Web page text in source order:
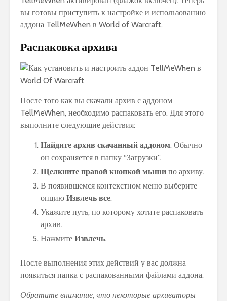
вы готовы приступить к настройке и использованию
аддона TellMeWhen в World of Warcraft.
Распаковка архива
После того как вы скачали архив с аддоном
TellMeWhen, необходимо распаковать его. Для этого
выполните следующие действия:
Найдите архив скачанный аддоном. Обычно
он сохраняется в папку “Загрузки”.
Щелкните правой кнопкой мыши по архиву.
В появившемся контекстном меню выберите
опцию Извлечь все.
Укажите путь, по которому хотите распаковать
архив.
Нажмите Извлечь.
После выполнения этих действий у вас должна
появиться папка с распакованными файлами аддона.
Обратите внимание, что некоторые архиваторы